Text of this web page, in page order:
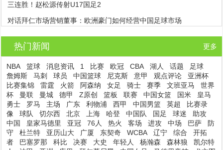
三连胜！赵松源传射U17国足2
对话拜仁市场营销董事：欧洲豪门如何经营中国足球市场
热门新闻 更多
NBA 篮球 消息资讯 1 比赛 欧冠 CBA 湖人 话题
足球
詹姆斯
马刺 球员 中国篮球 尼克斯 意甲 观点评论
亚洲杯
比赛集锦
雷霆 火箭 阿森纳 女足 骑士 赛季 文班亚马
世界
杯
曼联 曼城 德甲 Z原创 篮板 联赛 中国女篮 国米
皇马
勇士
罗马 主场 广东 利物浦 西甲 中国男篮 英超
比赛录
像
球队 切尔西 北京 上海 哈登 中国队 国足 球迷
助攻
中国
皇家马德里 亚冠 76人 热火 客场 进攻 中场 巴萨
防
守
杜兰特 亚历山大 广厦 东契奇 WCBA 辽宁 综合
开拓
者
巴塞罗那 科比 决赛 大史 年轻人 杨瀚森 森林狼
凯尔特